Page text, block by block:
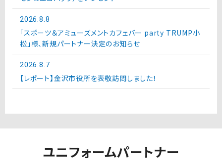
2026.8.8
「スポーツ＆アミューズメントカフェバー party TRUMP小
松」様、新規パートナー決定のお知らせ
2026.8.7
【レポート】金沢市役所を表敬訪問しました！
ユニフォームパートナー